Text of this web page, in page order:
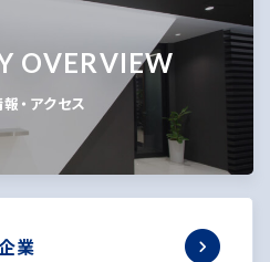
OVERVIEW
・アクセス
業